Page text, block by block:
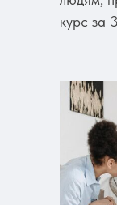
курс за